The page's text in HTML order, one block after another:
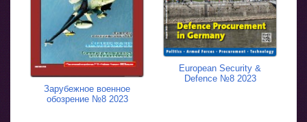
Зарубежное военное
обозрение №8 2023
European Security &
Defence №8 2023